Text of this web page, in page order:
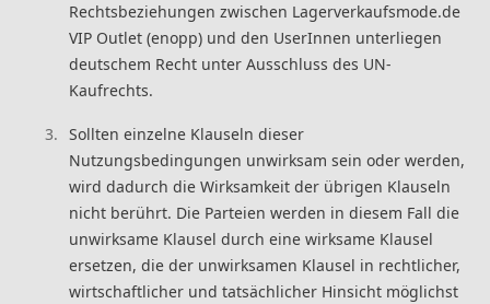
Rechtsbeziehungen zwischen Lagerverkaufsmode.de
VIP Outlet (enopp) und den UserInnen unterliegen
deutschem Recht unter Ausschluss des UN-
Kaufrechts.
Sollten einzelne Klauseln dieser
Nutzungsbedingungen unwirksam sein oder werden,
wird dadurch die Wirksamkeit der übrigen Klauseln
nicht berührt. Die Parteien werden in diesem Fall die
unwirksame Klausel durch eine wirksame Klausel
ersetzen, die der unwirksamen Klausel in rechtlicher,
wirtschaftlicher und tatsächlicher Hinsicht möglichst